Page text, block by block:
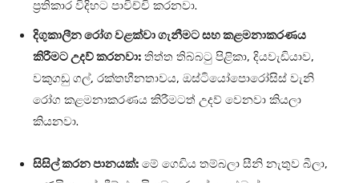
ප්‍රතිකාර විදිහට පාවිච්චි කරනවා.
දිගුකාලීන රෝග වළක්වා ගැනීමට සහ කළමනාකරණය
කිරීමට උදව් කරනවා: තිත්ත තිබ්බටු පිළිකා, දියවැඩියාව,
වකුගඩු ගල්, රක්තහීනතාවය, ඔස්ටියෝපොරෝසිස් වැනි
රෝග කළමනාකරණය කිරීමටත් උදව් වෙනවා කියලා
කියනවා.
සිසිල් කරන පානයක්: මේ ගෙඩිය තම්බලා සීනි නැතුව බීලා,